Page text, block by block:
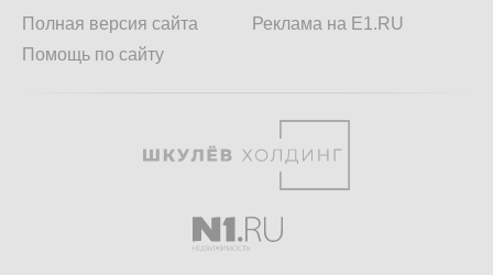
Полная версия сайта
Помощь по сайту
Реклама на E1.RU